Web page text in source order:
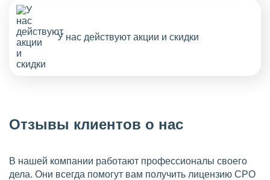
У нас действуют акции и скидки
Отзывы клиентов о нас
В нашей компании работают профессионалы своего
дела. Они всегда помогут вам получить лицензию СРО